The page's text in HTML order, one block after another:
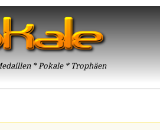
* Pokale * Trophäen